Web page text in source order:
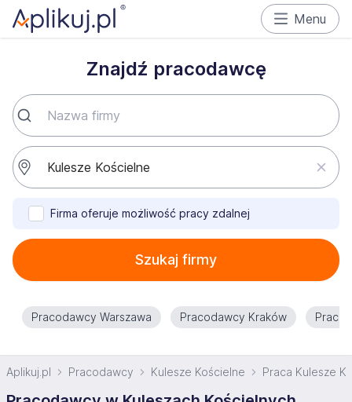
Menu
Znajdź pracodawcę
Firma oferuje możliwość pracy zdalnej
Szukaj firmy
Pracodawcy Warszawa Pracodawcy Kraków
Aplikuj.pl Pracodawcy Kulesze Kościelne Praca Kulesze